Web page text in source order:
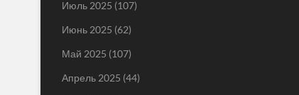
Июль 2025 (107)
Июнь 2025 (62)
Май 2025 (107)
Апрель 2025 (44)